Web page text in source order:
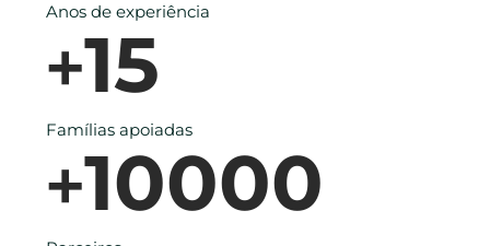
Anos de experiência
+15
Famílias apoiadas
+10000